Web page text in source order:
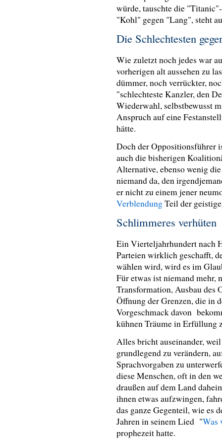
würde, tauschte die
"Kohl" gegen "Lang", steht
Die Schlechtesten
Wie zuletzt noch jedes war
vorherigen alt aussehen zu
dümmer, noch verrückter,
"schlechteste Kanzler, den
Wiederwahl, selbstbewusst
Anspruch auf eine
hätte.
Doch der Oppositionsführer
auch die bisherigen
Alternative, ebenso wenig
niemand da, den
er nicht zu einem jener
VerblendungTeil der
Schlimmeres verhüten
Ein Vierteljahrhundert nach
Parteien wirklich geschafft,
wählen wird, wird es im
Für etwas ist niemand mehr,
Transformation, Ausbau des
Öffnung der Grenzen, die in
Vorgeschmack davon
kühnen Träume in Erfüllung
Alles bricht auseinander,
grundlegend zu verändern,
Sprachvorgaben zu
diese Menschen, oft in den
draußen auf dem Land
ihnen etwas aufzwingen,
das ganze Gegenteil, wie es
Jahren in seinem Lied "Was
prophezeit hatte.